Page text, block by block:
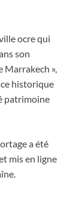
ocre qui
son
Marrakech »,
historique
patrimoine
a été
mis en ligne